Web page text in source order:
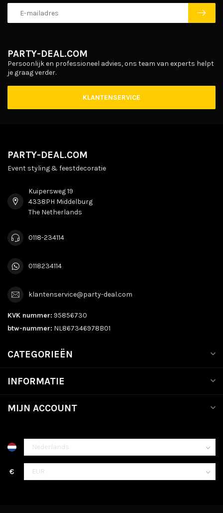
PARTY-DEAL.COM
Persoonlijk en professioneel advies, ons team van experts helpt
je graag verder.
KLANTENSERVICE
PARTY-DEAL.COM
Event styling & feestdecoratie
Kuipersweg 19
4338PH Middelburg
The Netherlands
0118-234114
0118234114
klantenservice@party-deal.com
KVK nummer: 95856730
btw-nummer: NL867346978B01
CATEGORIEËN
INFORMATIE
MIJN ACCOUNT
€